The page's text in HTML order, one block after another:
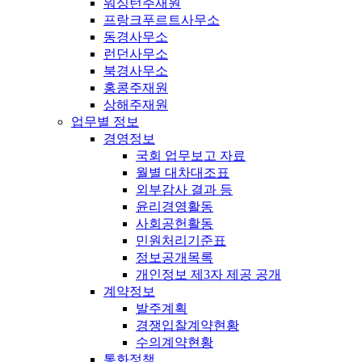
워싱턴주재원
프랑크푸르트사무소
동경사무소
런던사무소
북경사무소
홍콩주재원
상해주재원
업무별 정보
경영정보
국회 업무보고 자료
월별 대차대조표
외부감사 결과 등
윤리경영활동
사회공헌활동
민원처리기준표
정보공개목록
개인정보 제3자 제공 공개
계약정보
발주계획
경쟁입찰계약현황
수의계약현황